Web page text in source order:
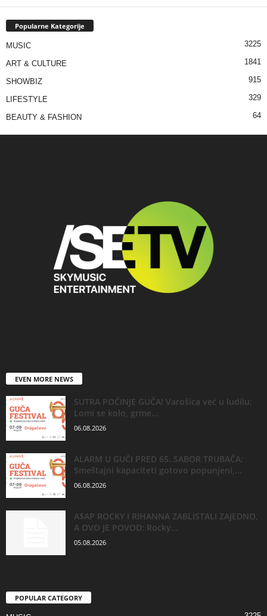
Popularne Kategorije
MUSIC 3225
ART & CULTURE 1841
SHOWBIZ 915
LIFESTYLE 329
BEAUTY & FASHION 64
EVEN MORE NEWS
SUTRA POČINJE GUČA! Varošica već u ludilu:
Lomi se kolo, grme...
06.08.2026
ALARM U GUČI PRED 65. SABOR TRUBAČA:
Smeštajni kapaciteti gotovo popunjeni,...
06.08.2026
A$AP ROCKY I RIHANNA ZABLISTALI ZAJEDNO,
A OVO JE POVOD: Rocky...
05.08.2026
POPULAR CATEGORY